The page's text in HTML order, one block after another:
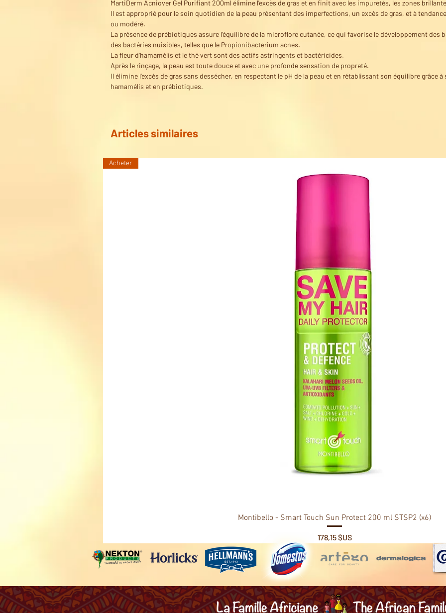
MartiDerm Acniover Gel Purifiant 200ml élimine l'excès de gras et en finit avec les impuretés, les zones
Il est approprié pour le soin quotidien de la peau présentant des imperfections, un excès de gras, et à
ou modéré.
La présence de prébiotiques assure l'équilibre de la microflore cutanée, ce qui favorise le développement des
des bactéries nuisibles, telles que le Propionibacterium acnes.
La fleur d'hamamélis et le thé vert sont des actifs astringents et bactéricides.
Après le rinçage, la peau est toute douce et avec une profonde sensation de propreté.
Il élimine l'excès de gras sans dessécher, en respectant le pH de la peau et en rétablissant son équilibre grâce
hamamélis et en prébiotiques.
Articles similaires
Acheter
Montibello - Smart Touch Sun Protect 200 ml STSP2 (x6)
Prix
178,15 $US